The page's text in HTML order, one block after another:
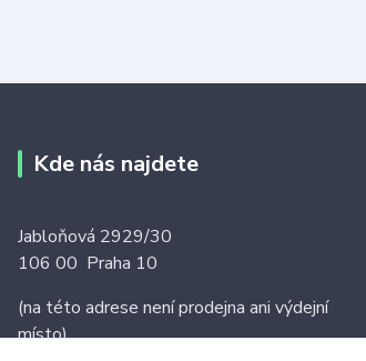
Kde nás najdete
Jabloňová 2929/30
106 00 Praha 10
(na této adrese není prodejna ani výdejní
místo)